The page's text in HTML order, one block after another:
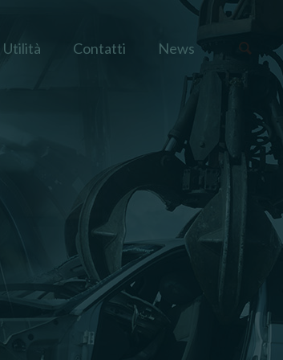
Utilità Contatti News